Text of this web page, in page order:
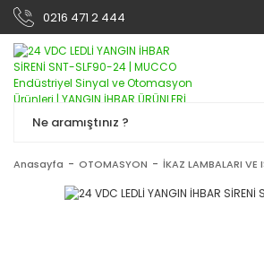
0216 471 2 444
Anasayfa OTOMASYON İKAZ LAMBALARI VE